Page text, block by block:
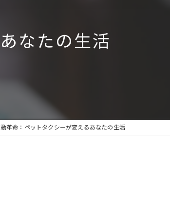
なたの生活
革命：ペットタクシーが変えるあなたの生活